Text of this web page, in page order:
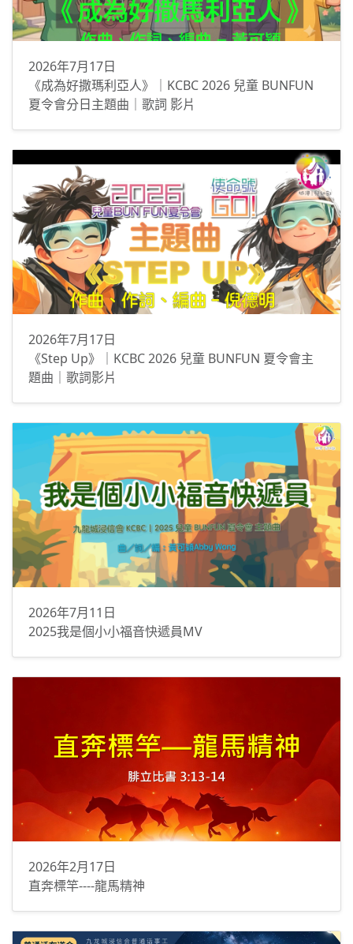
2026年7月17日
《成為好撒瑪利亞人》｜KCBC 2026 兒童 BUNFUN
夏令會分日主題曲｜歌詞 影片
2026年7月17日
《Step Up》｜KCBC 2026 兒童 BUNFUN 夏令會主
題曲｜歌詞影片
2026年7月11日
2025我是個小小福音快遞員MV
2026年2月17日
直奔標竿----龍馬精神